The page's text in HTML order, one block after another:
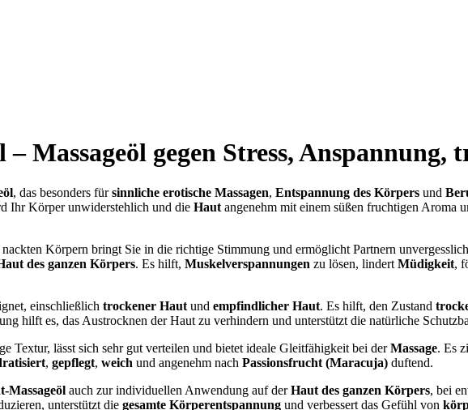
–Massageöl gegen Stress,
, das besonders fürsinnliche erotische Massagen, Entspannung des Körpers und
Ihr Körper unwiderstehlich und die Haut angenehm mit einem süßen fruchtigen Aroma
Körpern bringt Sie in die richtige Stimmung und ermöglicht Partnern
des ganzen Körpers. Es hilft, Muskelverspannungen zu lösen, lindert Müdigkeit,
einschließlich trockener Haut und empfindlicher Haut. Es hilft, den Zustand
hilft es, das Austrocknen der Haut zu verhindern und unterstützt die natürliche
Textur, lässt sich sehr gut verteilen und bietet ideale Gleitfähigkeit bei derMassage. Es
, gepflegt, weich und angenehm nach Passionsfrucht (Maracuja) duftend.
Massageöl auch zur individuellen Anwendung auf derHaut des ganzen Körpers, bei
unterstützt die gesamte Körperentspannung und verbessert das Gefühl von